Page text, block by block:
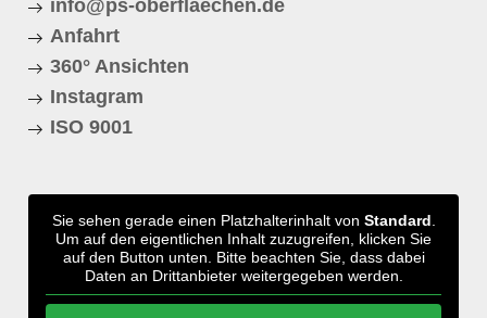
info@ps-oberflaechen.de
Anfahrt
360° Ansichten
Instagram
ISO 9001
Sie sehen gerade einen Platzhalterinhalt von Standard
Um auf den eigentlichen Inhalt zuzugreifen, klicken Sie
auf den Button unten. Bitte beachten Sie, dass dabei
Daten an Drittanbieter weitergegeben werden.